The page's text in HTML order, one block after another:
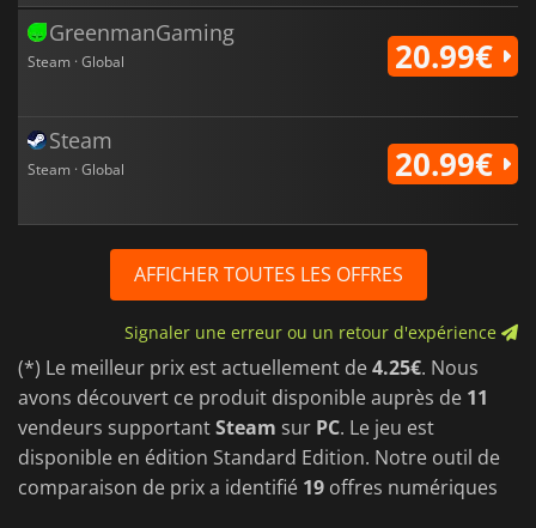
GreenmanGaming
Steam · Global 20.99€
Steam
Steam · Global 20.99€
AFFICHER TOUTES LES OFFRES
Signaler une erreur ou un retour d'expérience
(*) Le meilleur prix est actuellement de4.25€. Nous
avons découvert ce produit disponible auprès de 11
vendeurs supportantSteam sur PC. Le jeu est
disponible en édition Standard Edition. Notre outil de
comparaison de prix a identifié 19 offres numériques